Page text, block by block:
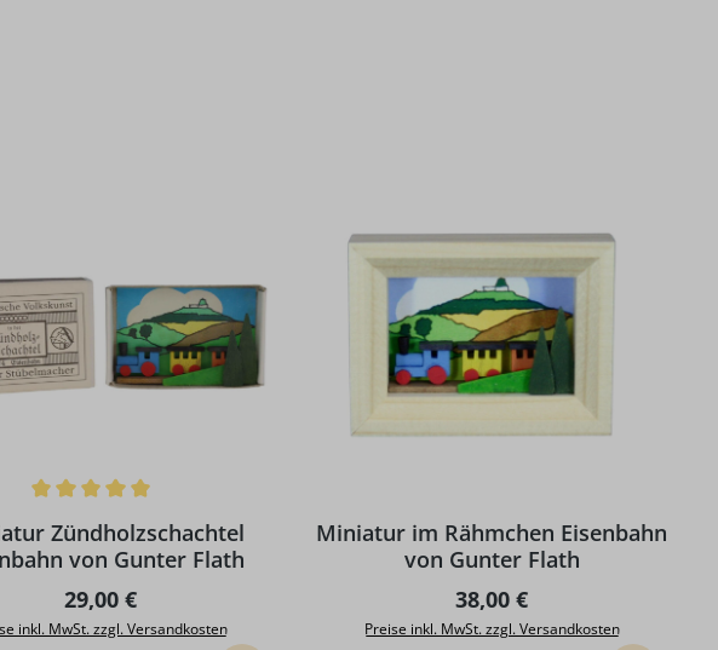
Zündholzschachtel
von Gunter Flath
Regulärer Preis:
29,00 €
inkl. MwSt. zzgl. Versandkosten
Miniatur im Rähmchen Eisenbahn
von Gunter Flath
Regulärer Preis:
38,00 €
Preise inkl. MwSt. zzgl. Versandkosten